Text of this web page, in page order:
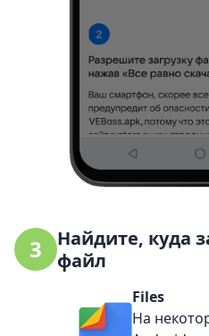
3
Найдите, куда
файл
Files
На